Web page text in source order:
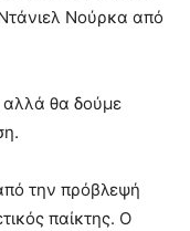
Νούρκα από
θα δούμε
την πρόβλεψή
παίκτης. Ο